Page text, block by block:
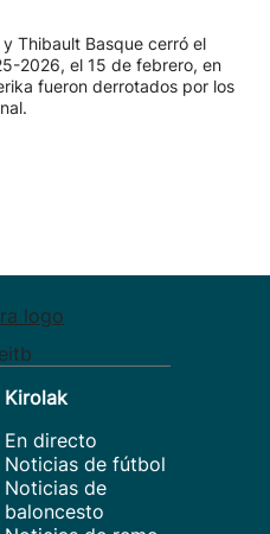
Thibault Basque cerró el
2026, el 15 de febrero, en
fueron derrotados por los
Kirolak
En directo
Noticias de fútbol
Noticias de
baloncesto